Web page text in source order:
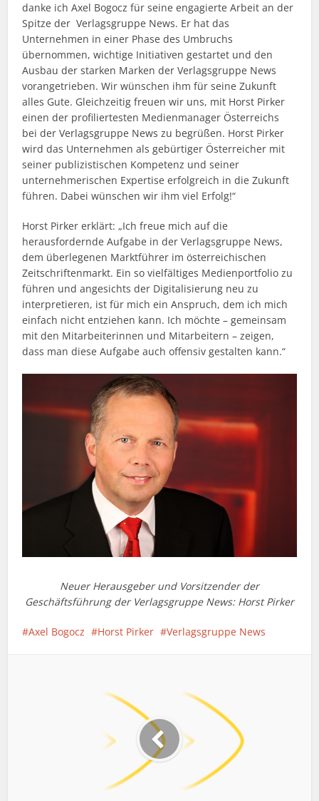
danke ich Axel Bogocz für seine engagierte Arbeit an der
Spitze der Verlagsgruppe News. Er hat das
Unternehmen in einer Phase des Umbruchs
übernommen, wichtige Initiativen gestartet und den
Ausbau der starken Marken der Verlagsgruppe News
vorangetrieben. Wir wünschen ihm für seine Zukunft
alles Gute. Gleichzeitig freuen wir uns, mit Horst Pirker
einen der profiliertesten Medienmanager Österreichs
bei der Verlagsgruppe News zu begrüßen. Horst Pirker
wird das Unternehmen als gebürtiger Österreicher mit
seiner publizistischen Kompetenz und seiner
unternehmerischen Expertise erfolgreich in die Zukunft
führen. Dabei wünschen wir ihm viel Erfolg!“
Horst Pirker erklärt: „Ich freue mich auf die
herausfordernde Aufgabe in der Verlagsgruppe News,
dem überlegenen Marktführer im österreichischen
Zeitschriftenmarkt. Ein so vielfältiges Medienportfolio zu
führen und angesichts der Digitalisierung neu zu
interpretieren, ist für mich ein Anspruch, dem ich mich
einfach nicht entziehen kann. Ich möchte – gemeinsam
mit den Mitarbeiterinnen und Mitarbeitern – zeigen,
dass man diese Aufgabe auch offensiv gestalten kann.“
Neuer Herausgeber und Vorsitzender der
Geschäftsführung der Verlagsgruppe News: Horst Pirker
Axel Bogocz Horst Pirker Verlagsgruppe News